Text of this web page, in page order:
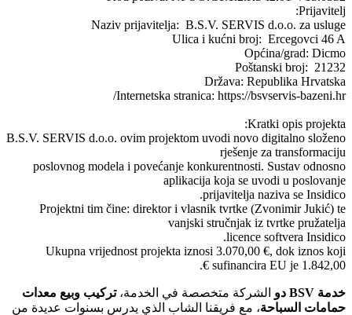
Prijavitelj:
Naziv prijavitelja: B.S.V. SERVIS d.o.o. za usluge
Ulica i kućni broj: Ercegovci 46 A
Općina/grad: Dicmo
Poštanski broj: 21232
Država: Republika Hrvatska
Internetska stranica: https://bsvservis-bazeni.hr/
Kratki opis projekta:
B.S.V. SERVIS d.o.o. ovim projektom uvodi novo digitalno složeno
rješenje za transformaciju
poslovnog modela i povećanje konkurentnosti. Sustav odnosno
aplikacija koja se uvodi u poslovanje
prijavitelja naziva se Insidico.
Projektni tim čine: direktor i vlasnik tvrtke (Zvonimir Jukić) te
vanjski stručnjak iz tvrtke pružatelja
licence softvera Insidico.
Ukupna vrijednost projekta iznosi 3.070,00 €, dok iznos koji
sufinancira EU je 1.842,00 €.
خدمة BSV دو الشركة متخصصة في الخدمة،تركيب وبيع معدات
حمامات السباحة، مع فريقنا الشاب الذي يدرس بسنوات عديدة من